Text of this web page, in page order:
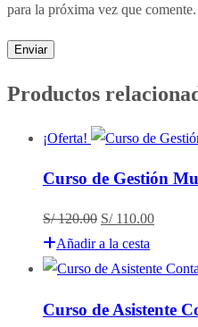
para la próxima vez que comente.
Productos
¡Oferta!
Curso de Gestión
S/120.00 El
precio
original
S/ 120.00.
S/110.00El
actual
S/
Añadir a la cesta
Curso de Asistente